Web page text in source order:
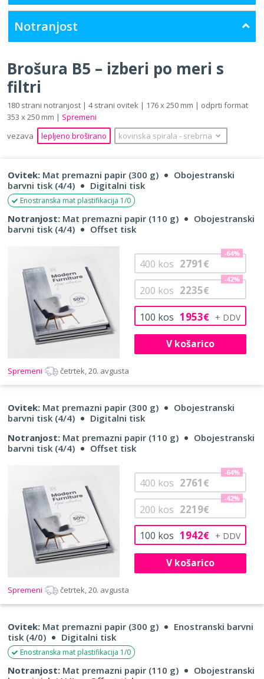
Notranjost
Brošura B5 – izberi po meri s
filtri
180 strani notranjost | 4 strani ovitek | 176 x 250 mm | odprti format
353 x 250 mm | Spremeni
vezava
lepljeno broširano kovinska spirala ‐ srebrna
Ovitek: Mat premazni papir (300 g)
Obojestranski
barvni tisk (4/4)
Digitalni tisk
Enostranska mat plastifikacija 1/0
Notranjost: Mat premazni papir (110 g)
Obojestranski
barvni tisk (4/4)
Offset tisk
100 kos 1953€
200 kos 2235€
-42%
400 kos 2791€
-64%
V košarico
Spremeni četrtek, 20. avgusta
Ovitek: Mat premazni papir (300 g)
Obojestranski
barvni tisk (4/4)
Digitalni tisk
Notranjost: Mat premazni papir (110 g)
Obojestranski
barvni tisk (4/4)
Offset tisk
100 kos 1942€
200 kos 2219€
-42%
400 kos 2761€
-64%
V košarico
Spremeni četrtek, 20. avgusta
Ovitek: Mat premazni papir (300 g)
Enostranski barvni
tisk (4/0)
Digitalni tisk
Enostranska mat plastifikacija 1/0
Notranjost: Mat premazni papir (110 g)
Obojestranski